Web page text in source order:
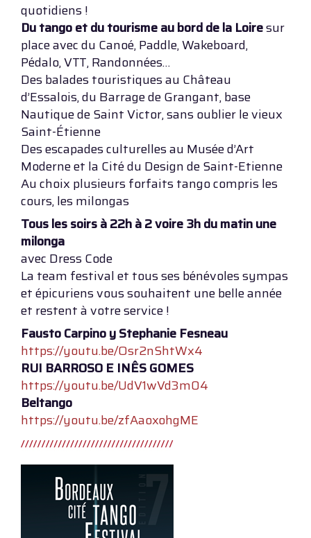
quotidiens !
Du tango et du tourisme au bord de la Loiresur
place avec du Canoé, Paddle, Wakeboard,
Pédalo, VTT, Randonnées…
Des balades touristiques au Château
d’Essalois, du Barrage de Grangant, base
Nautique de Saint Victor, sans oublier le vieux
Saint-Étienne
Des escapades culturelles au Musée d’Art
Moderne et la Cité du Design de Saint-Etienne
Au choix plusieurs forfaits tango compris les
cours, les milongas
Tous les soirs à 22h à 2 voire 3h du matin une
milonga
avec Dress Code
La team festival et tous ses bénévoles sympas
et épicuriens vous souhaitent une belle année
et restent à votre service !
Fausto Carpino y Stephanie Fesneau
https://youtu.be/Osr2nShtWx4
RUI BARROSO E INÊS GOMES
https://youtu.be/UdV1wVd3m04
Beltango
https://youtu.be/zfAaoxohgME